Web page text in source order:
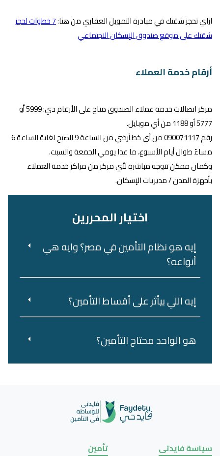
ازاي تحجز شقتك في مبادرة التمويل العقاري من هنا: 7 خطوات لحجز
شقتك على موقع صندوق الإسكان الاجتماعي
أرقام خدمة العملاء
مركز اتصالات خدمة عملاء الصندوق متاح على الأرقام دي: 5999 أو
5777 أو 1188 من أي موبايل.
رقم 090071117 من أي خط أرضي من الساعة 9 الصبح لغاية الساعة 6
مساءً طوال أيام الأسبوع، ما عدا يومي الجمعة والسبت.
وكمان ممكن تتوجه مباشرة لأي مركز من مراكز خدمة العملاء
بأجهزة المدن / مديريات الإسكان.
اختيار المحررين
إيه هو نظام التأمين في مصر؟ وايه هي
أنواعه؟
إيه اللي بيأثر على أقساط التأمين؟
هو‌ ‌الواحد‌ ‌محتاج‌ ‌التأمين؟‌ ‌
سياسة فايدتى
تأمين